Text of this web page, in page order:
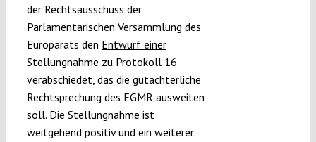
der Rechtsausschuss der
Parlamentarischen Versammlung des
Europarats den Entwurf einer
Stellungnahme zu Protokoll 16
verabschiedet, das die gutachterliche
Rechtsprechung des EGMR ausweiten
soll. Die Stellungnahme ist
weitgehend positiv und ein weiterer